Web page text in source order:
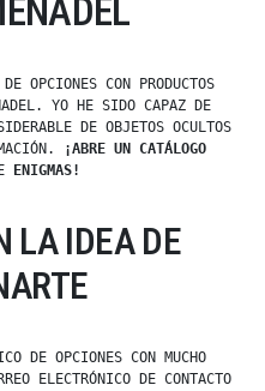
OPCIONES CON PRODUCTOS
YO HE SIDO CAPAZ DE
DE OBJETOS OCULTOS
¡ABRE UN CATÁLOGO
ENIGMAS!
LA IDEA DE
DE OPCIONES CON MUCHO
ELECTRÓNICO DE CONTACTO